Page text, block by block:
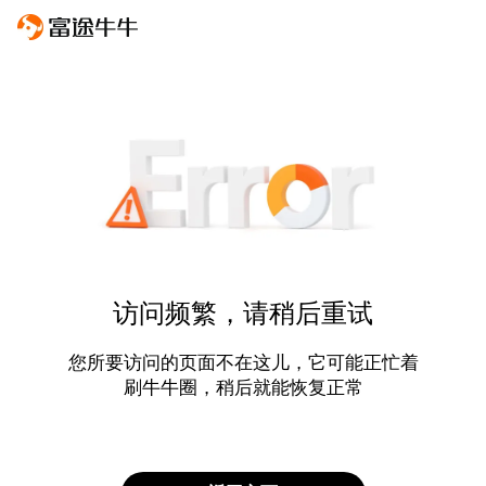
访问频繁，请稍后重试
您所要访问的页面不在这儿，它可能正忙着
刷牛牛圈，稍后就能恢复正常